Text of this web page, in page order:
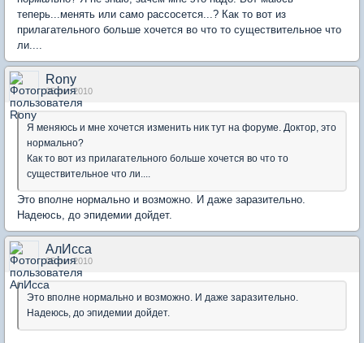
теперь...менять или само рассосется...? Как то вот из
прилагательного больше хочется во что то существительное что
ли....
Rony
05 окт 2010
Я меняюсь и мне хочется изменить ник тут на форуме. Доктор, это
нормально?
Как то вот из прилагательного больше хочется во что то
существительное что ли....
Это вполне нормально и возможно. И даже заразительно.
Надеюсь, до эпидемии дойдет.
АлИсса
05 окт 2010
Это вполне нормально и возможно. И даже заразительно.
Надеюсь, до эпидемии дойдет.